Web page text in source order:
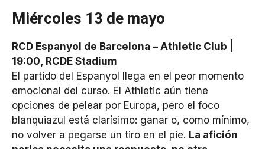
Miércoles 13 de mayo
RCD Espanyol de Barcelona – Athletic Club |
19:00, RCDE Stadium
El partido del Espanyol llega en el peor momento
emocional del curso. El Athletic aún tiene
opciones de pelear por Europa, pero el foco
blanquiazul está clarísimo: ganar o, como mínimo,
no volver a pegarse un tiro en el pie. La afición